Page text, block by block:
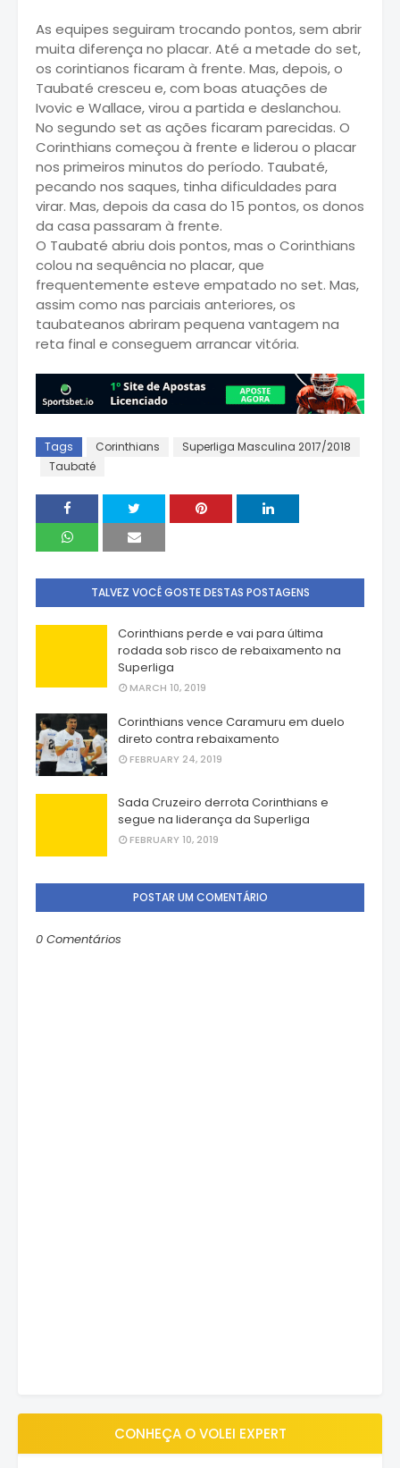
As equipes seguiram trocando pontos, sem abrir
muita diferença no placar. Até a metade do set,
os corintianos ficaram à frente. Mas, depois, o
Taubaté cresceu e, com boas atuações de
Ivovic e Wallace, virou a partida e deslanchou.
No segundo set as ações ficaram parecidas. O
Corinthians começou à frente e liderou o placar
nos primeiros minutos do período. Taubaté,
pecando nos saques, tinha dificuldades para
virar. Mas, depois da casa do 15 pontos, os donos
da casa passaram à frente.
O Taubaté abriu dois pontos, mas o Corinthians
colou na sequência no placar, que
frequentemente esteve empatado no set. Mas,
assim como nas parciais anteriores, os
taubateanos abriram pequena vantagem na
reta final e conseguem arrancar vitória.
Tags Corinthians
Superliga Masculina 2017/2018
Taubaté
TALVEZ VOCÊ GOSTE DESTAS POSTAGENS
Corinthians perde e vai para última
rodada sob risco de rebaixamento na
Superliga
MARCH 10, 2019
Corinthians vence Caramuru em duelo
direto contra rebaixamento
FEBRUARY 24, 2019
Sada Cruzeiro derrota Corinthians e
segue na liderança da Superliga
FEBRUARY 10, 2019
POSTAR UM COMENTÁRIO
0 Comentários
CONHEÇA O VOLEI EXPERT